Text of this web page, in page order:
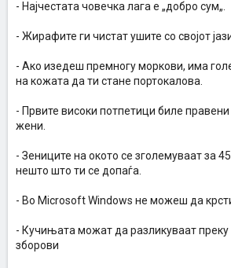
- Најчестата човечка лага е „добро сум„.
- Жирафите ги чистат ушите со својот
- Aко изедеш премногу моркови, има
на кожата да ти стане портокалова.
- Првите високи потпетици биле
жени.
- Зениците на окото се зголемуваат за
нешто што ти се допаѓа.
- Во Microsoft Windows не можеш да
- Кучињата можат да разликуваат преку
зборови